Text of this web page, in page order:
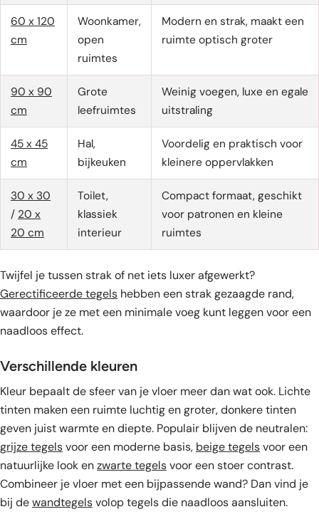
60 x 120
cm
Woonkamer,
open
ruimtes
Modern en strak, maakt een
ruimte optisch groter
90 x 90
cm
Grote
leefruimtes
Weinig voegen, luxe en egale
uitstraling
45 x 45
cm
Hal,
bijkeuken
Voordelig en praktisch voor
kleinere oppervlakken
30 x 30
/ 20 x
20 cm
Toilet,
klassiek
interieur
Compact formaat, geschikt
voor patronen en kleine
ruimtes
Twijfel je tussen strak of net iets luxer afgewerkt?
Gerectificeerde tegels hebben een strak gezaagde rand,
waardoor je ze met een minimale voeg kunt leggen voor een
naadloos effect.
Verschillende kleuren
Kleur bepaalt de sfeer van je vloer meer dan wat ook. Lichte
tinten maken een ruimte luchtig en groter, donkere tinten
geven juist warmte en diepte. Populair blijven de neutralen:
grijze tegelsvoor een moderne basis, beige tegelsvoor een
natuurlijke look enzwarte tegelsvoor een stoer contrast.
Combineer je vloer met een bijpassende wand? Dan vind je
bij dewandtegelsvolop tegels die naadloos aansluiten.